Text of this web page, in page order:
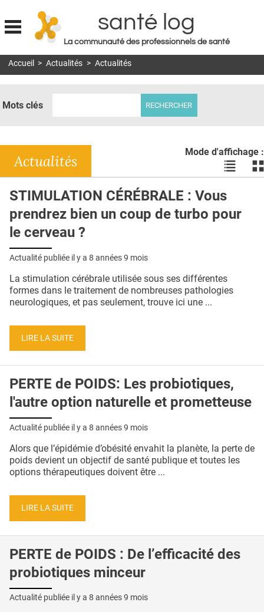
Jump to navigation
santé log
La communauté des professionnels de santé
MON COMPTE
DOSSIERS
RÉSEAUX
E-REVUE SAD
THÉMA
L'APP
PUBLICITÉ
CONTACT
Accueil > Actualités > Actualités
Mots clés
Mode d'affichage :
Voir
les
en
liste
les
Actualités
STIMULATION CÉRÉBRALE : Vous
prendrez bien un coup de turbo pour
le cerveau ?
Actualité publiée il y a 8 années 9 mois
La stimulation cérébrale utilisée sous ses différentes
formes dans le traitement de nombreuses pathologies
neurologiques, et pas seulement, trouve ici une ...
LIRE LA SUITE
PERTE de POIDS: Les probiotiques,
l'autre option naturelle et prometteuse
Actualité publiée il y a 8 années 9 mois
Alors que l’épidémie d’obésité envahit la planète, la perte de
poids devient un objectif de santé publique et toutes les
options thérapeutiques doivent être ...
LIRE LA SUITE
PERTE de POIDS : De l’efficacité des
probiotiques minceur
Actualité publiée il y a 8 années 9 mois